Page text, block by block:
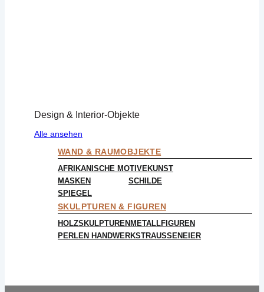
Design & Interior-Objekte
Alle ansehen
WAND & RAUMOBJEKTE
AFRIKANISCHE MOTIVEKUNST
MASKEN
SCHILDE
SPIEGEL
SKULPTUREN & FIGUREN
HOLZSKULPTURENMETALLFIGUREN
PERLEN HANDWERKSTRAUSSENEIER